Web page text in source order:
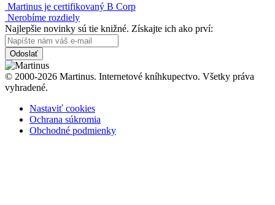
Martinus je certifikovaný B Corp
Nerobíme rozdiely
Najlepšie novinky sú tie knižné. Získajte ich ako prví:
Odoslať
© 2000-2026 Martinus. Internetové kníhkupectvo. Všetky práva
vyhradené.
Nastaviť cookies
Ochrana súkromia
Obchodné podmienky